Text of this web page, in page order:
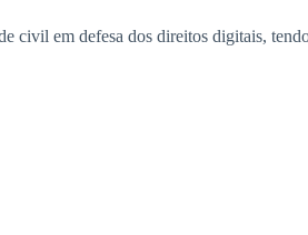
civil em defesa dos direitos digitais,